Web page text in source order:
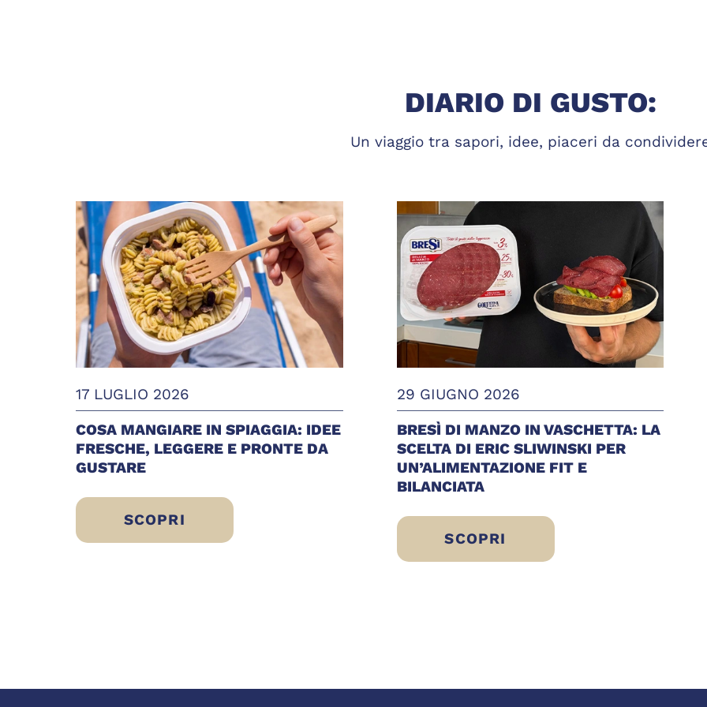
DIARIO DI GUSTO:
Un viaggio tra sapori, idee, piaceri da
17 LUGLIO 2026
COSA MANGIARE IN SPIAGGIA: IDEE
FRESCHE, LEGGERE E PRONTE DA
GUSTARE
SCOPRI
COSA MANGIARE IN SPIAGGIA: IDEE FRESCHE, LEGGERE E PRONTE DA
29 GIUGNO 2026
BRESÌ DI MANZO IN VASCHETTA: LA
SCELTA DI ERIC SLIWINSKI PER
UN’ALIMENTAZIONE FIT E
BILANCIATA
SCOPRI
BRESÌ DI MANZO IN VASCHETTA: